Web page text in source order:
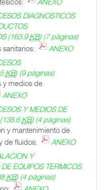
ANEXO
DIAGNOSTICOS
(163.9KB)(7 páginas)
sanitarios:
ANEXO
KB)(9 páginas)
y medios de
ANEXO
Y MEDIOS DE
KB)(4 páginas)
y mantenimiento de
de fluidos:
ANEXO
Y
EQUIPOS TERMICOS
KB)(4 páginas)